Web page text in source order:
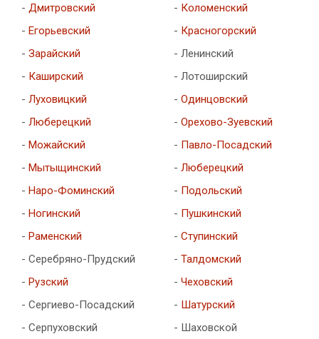
- Дмитровский
- Егорьевский
- Зарайский
- Каширский
- Коломенский
- Красногорский
- Ленинский
- Лотоширский
- Луховицкий
- Люберецкий
- Можайский
- Мытыщинский
- Наро-Фоминский
- Ногинский
- Одинцовский
- Орехово-Зуевский
- Павло-Посадский
- Люберецкий
- Подольский
- Пушкинский
- Раменский
- Серебряно-Прудский
- Рузский
- Сергиево-Посадский
- Серпуховский
- Ступинский
- Талдомский
- Чеховский
- Шатурский
- Шаховской